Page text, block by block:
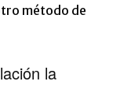
método de
la